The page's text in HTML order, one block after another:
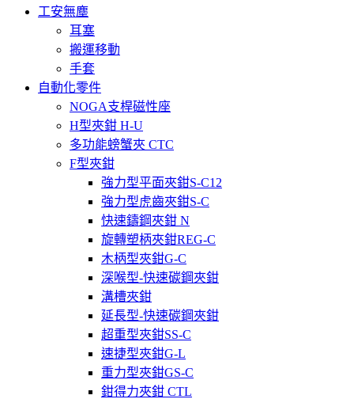
工安無塵
耳塞
搬運移動
手套
自動化零件
NOGA支桿磁性座
H型夾鉗 H-U
多功能螃蟹夾 CTC
F型夾鉗
強力型平面夾鉗S-C12
強力型虎齒夾鉗S-C
快速鑄鋼夾鉗 N
旋轉塑柄夾鉗REG-C
木柄型夾鉗G-C
深喉型-快速碳鋼夾鉗
溝槽夾鉗
延長型-快速碳鋼夾鉗
超重型夾鉗SS-C
速捷型夾鉗G-L
重力型夾鉗GS-C
鉗得力夾鉗 CTL